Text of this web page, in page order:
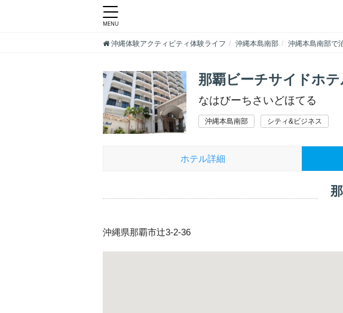
沖縄体験アクティビティ体験ライフ 沖縄本島南部 沖縄本島南部で
那覇ビーチサイドホ
なはびーちさいどほてる
沖縄本島南部 シティ&ビジネス
ホテル詳細
沖縄県那覇市辻3-2-36